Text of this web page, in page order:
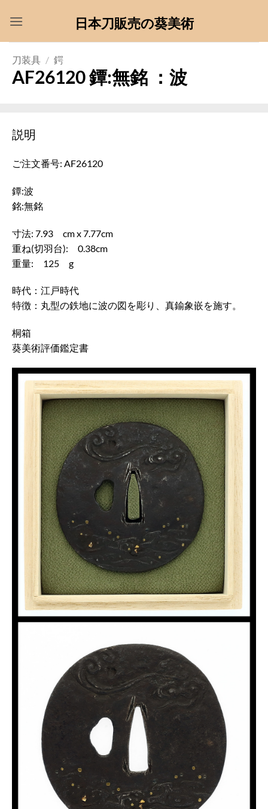
日本刀販売の葵美術
刀装具 / 鍔
AF26120 鐔:無銘 ：波
説明
ご注文番号: AF26120
鐔:波
銘:無銘
寸法: 7.93 cm x 7.77cm
重ね(切羽台): 0.38cm
重量: 125 g
時代：江戸時代
特徴：丸型の鉄地に波の図を彫り、真鍮象嵌を施す。
桐箱
葵美術評価鑑定書